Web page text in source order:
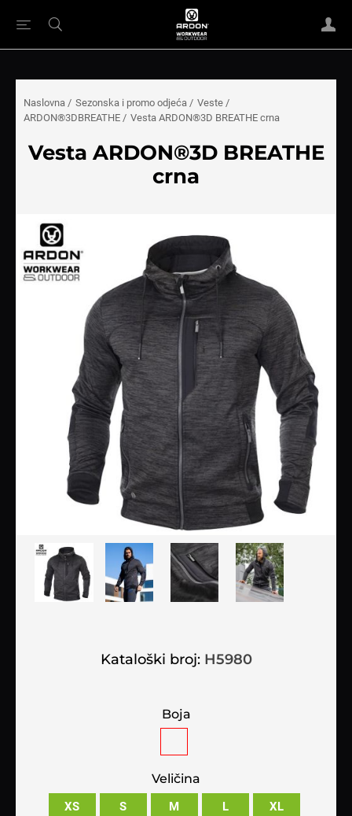
Naslovna / Sezonska i promo odjeća / Veste /
ARDON®3DBREATHE / Vesta ARDON®3D BREATHE crna
Vesta ARDON®3D BREATHE
crna
Kataloški broj: H5980
Boja
Veličina
XS S M L XL